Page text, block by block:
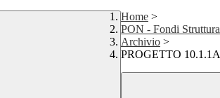
Home >
PON - Fondi
Archivio >
PROGETTO